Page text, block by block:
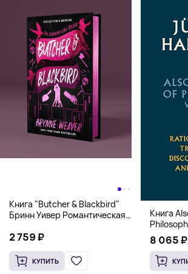
Книга "Butcher & Blackbird"
Бринн Уивер Романтическая
(18+)
2 759 ₽
КУПИТЬ
Книга
Freedom.
8 065 ₽